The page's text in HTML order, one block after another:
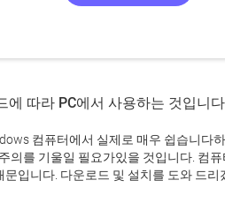
에 따라 PC에서 사용하는 것입니
컴퓨터에서 실제로 매우 쉽습니다
의를 기울일 필요가있을 것입니다. 컴
입니다. 다운로드 및 설치를 도와 드리